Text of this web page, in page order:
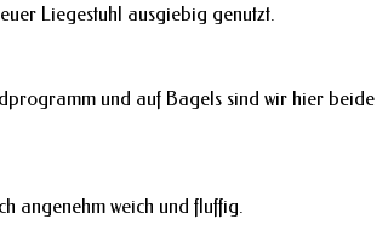
Liegestuhl ausgiebig genutzt.
und auf Bagels sind wir hier beide
angenehm weich und fluffig.